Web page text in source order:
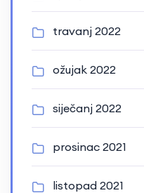
travanj 2022
ožujak 2022
siječanj 2022
prosinac 2021
listopad 2021